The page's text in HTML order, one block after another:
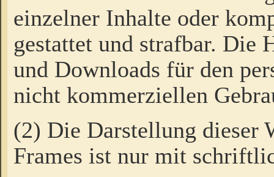
einzelner Inhalte oder
gestattet und strafbar. Die
und Downloads für den
nicht kommerziellen
(2) Die Darstellung dieser
Frames ist nur mit